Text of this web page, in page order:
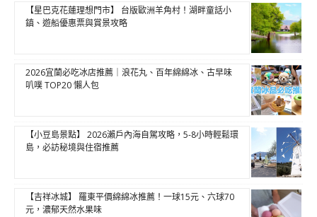
【星巴克花蓮理想門市】 台版歐洲羊角村！湖畔童話小
鎮、遊船優惠票與賞景攻略
2026宜蘭必吃冰店推薦｜浪花丸、百年綿綿冰、古早味
叭噗 TOP20 懶人包
【小豆島景點】 2026瀨戶內海自駕攻略，5-8小時輕鬆環
島，必訪秘境與住宿推薦
【吉祥冰城】 羅東平價綿綿冰推薦！一球15元、六球70
元，濃郁天然水果味